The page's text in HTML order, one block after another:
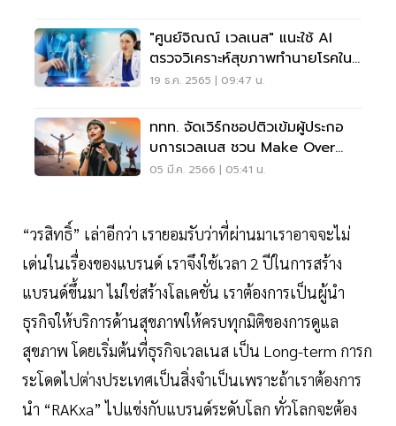
"ศูนย์จิณณ์ เวลเนส" แนะใช้ AI
ตรวจวิเคราะห์สุขภาพทำนายโรคใน
อนาคต
19 ธ.ค. 2565 | 09:47 น.
ททท. จัดเวิร์กชอปติวเข้มผู้ประกอ
บการเวลเนส ชวน Make Over
พลิกโฉมธุรกิจ
05 มี.ค. 2566 | 05:41 น.
“วรสิทธิ์” เล่าอีกว่า เรายอมรับว่าที่ผ่านมาเราอาจจะไม่
เด่นในเรื่องของแบรนด์ เราจึงใช้เวลา 2 ปีในการสร้าง
แบรนด์ขึ้นมา ไม่ใช่สร้างโลเคชั่น เราต้องการเป็นผู้นำ
ธุรกิจให้บริการด้านสุขภาพให้ครบทุกมิติของการดูแล
สุขภาพ โดยเริ่มต้นที่ธุรกิจเวลเนส เป็น Long-term การก
ระโดดไปต่างประเทศเป็นสิ่งจำเป็นเพราะถ้าเราต้องการ
นำ “RAKxa” ไปแข่งกับแบรนด์ระดับโลก ทั่วโลกจะต้อง